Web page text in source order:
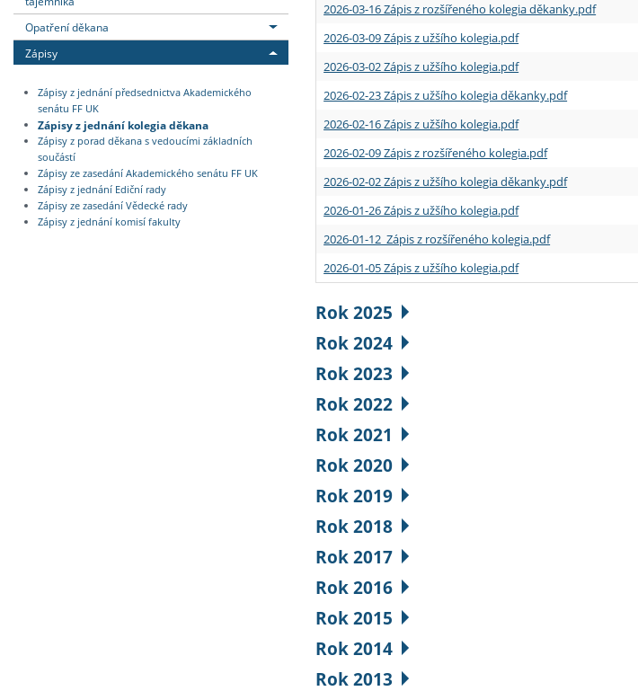
Opatření děkana
Zápisy
Zápisy z jednání předsednictva Akademického
senátu FF UK
Zápisy z jednání kolegia děkana
Zápisy z porad děkana s vedoucími základních
součástí
Zápisy ze zasedání Akademického senátu FF UK
Zápisy z jednání Ediční rady
Zápisy ze zasedání Vědecké rady
Zápisy z jednání komisí fakulty
2026-03-16 Zápis z rozšířeného kolegia děkanky.pdf
2026-03-09 Zápis z užšího kolegia.pdf
2026-03-02 Zápis z užšího kolegia.pdf
2026-02-23 Zápis z užšího kolegia děkanky.pdf
2026-02-16 Zápis z užšího kolegia.pdf
2026-02-09 Zápis z rozšířeného kolegia.pdf
2026-02-02 Zápis z užšího kolegia děkanky.pdf
2026-01-26 Zápis z užšího kolegia.pdf
2026-01-12 Zápis z rozšířeného kolegia.pdf
2026-01-05 Zápis z užšího kolegia.pdf
Rok 2025
Rok 2024
Rok 2023
Rok 2022
Rok 2021
Rok 2020
Rok 2019
Rok 2018
Rok 2017
Rok 2016
Rok 2015
Rok 2014
Rok 2013